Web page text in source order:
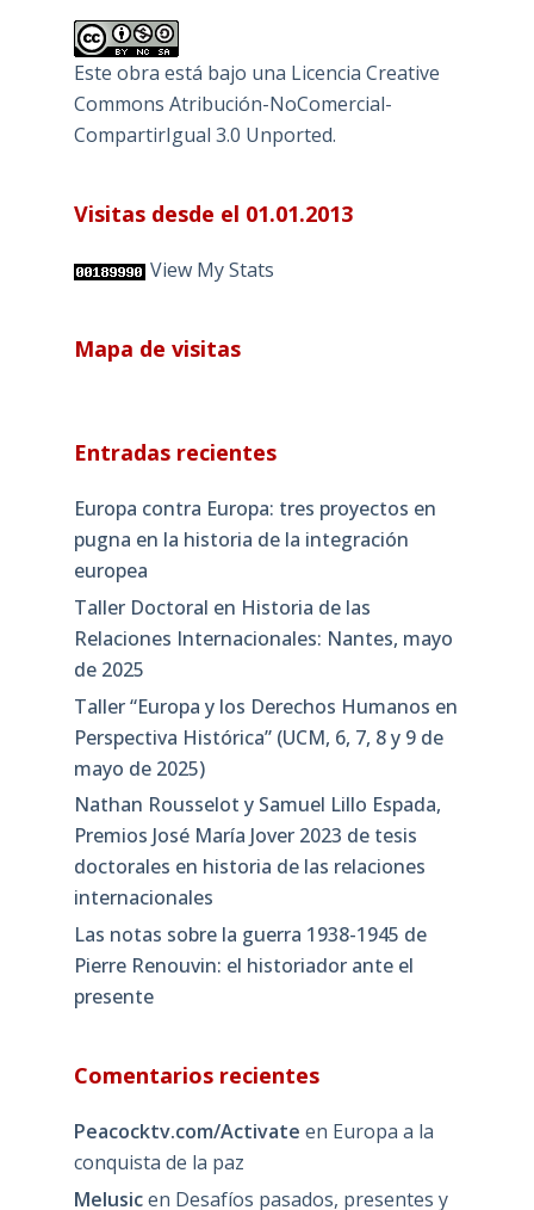
Este obra está bajo una Licencia Creative
Commons Atribución-NoComercial-
CompartirIgual 3.0 Unported.
Visitas desde el 01.01.2013
View My Stats
Mapa de visitas
Entradas recientes
Europa contra Europa: tres proyectos en
pugna en la historia de la integración
europea
Taller Doctoral en Historia de las
Relaciones Internacionales: Nantes, mayo
de 2025
Taller “Europa y los Derechos Humanos en
Perspectiva Histórica” (UCM, 6, 7, 8 y 9 de
mayo de 2025)
Nathan Rousselot y Samuel Lillo Espada,
Premios José María Jover 2023 de tesis
doctorales en historia de las relaciones
internacionales
Las notas sobre la guerra 1938-1945 de
Pierre Renouvin: el historiador ante el
presente
Comentarios recientes
Peacocktv.com/Activate en Europa a la
conquista de la paz
Melusicen Desafíos pasados, presentes y